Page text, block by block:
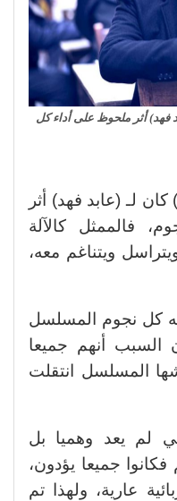
فهد) أثر ملحوظ على أداء كل
كان لـ (عابد فهد) أثر
فالممثل كالآلة
ويتناغم معه،
كل نجوم المسلسل
السبب أنهم جميعا
المسلسل انتقلت
لم يعد وهميا بل
جميعا يؤدون،
عارية، ولهذا تم